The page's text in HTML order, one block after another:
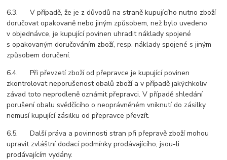
6.3. V případě, že je z důvodů na straně kupujícího nutno zboží
doručovat opakovaně nebo jiným způsobem, než bylo uvedeno
v objednávce, je kupující povinen uhradit náklady spojené
s opakovaným doručováním zboží, resp. náklady spojené s jiným
způsobem doručení.
6.4. Při převzetí zboží od přepravce je kupující povinen
zkontrolovat neporušenost obalů zboží a v případě jakýchkoliv
závad toto neprodleně oznámit přepravci. V případě shledání
porušení obalu svědčícího o neoprávněném vniknutí do zásilky
nemusí kupující zásilku od přepravce převzít.
6.5. Další práva a povinnosti stran při přepravě zboží mohou
upravit zvláštní dodací podmínky prodávajícího, jsou-li
prodávajícím vydány.